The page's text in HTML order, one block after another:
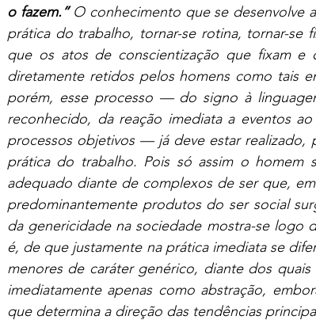
o fazem.” O conhecimento que se desenvolve
prática do trabalho, tornar-se rotina, tornar-se
que os atos de conscientização que fixam e
diretamente retidos pelos homens como tais
porém, esse processo — do signo à
reconhecido, da reação imediata a eventos
processos objetivos — já deve estar
prática do trabalho. Pois só assim o
adequado diante de complexos de ser que,
predominantemente produtos do ser social
da genericidade na sociedade mostra-se
é, de que justamente na prática imediata se
menores de caráter genérico, diante dos
imediatamente apenas como abstração,
que determina a direção das tendências